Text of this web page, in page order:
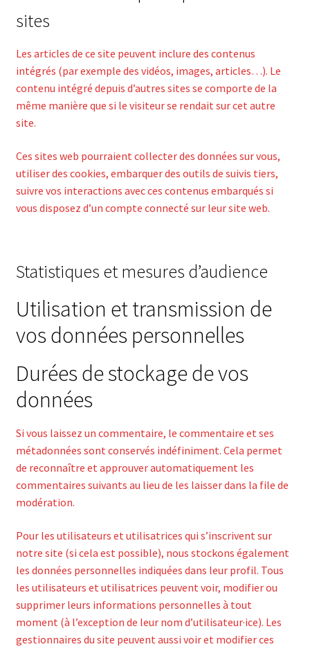
sites
Les articles de ce site peuvent inclure des contenus
intégrés (par exemple des vidéos, images, articles…). Le
contenu intégré depuis d’autres sites se comporte de la
même manière que si le visiteur se rendait sur cet autre
site.
Ces sites web pourraient collecter des données sur vous,
utiliser des cookies, embarquer des outils de suivis tiers,
suivre vos interactions avec ces contenus embarqués si
vous disposez d’un compte connecté sur leur site web.
Statistiques et mesures d’audience
Utilisation et transmission de
vos données personnelles
Durées de stockage de vos
données
Si vous laissez un commentaire, le commentaire et ses
métadonnées sont conservés indéfiniment. Cela permet
de reconnaître et approuver automatiquement les
commentaires suivants au lieu de les laisser dans la file de
modération.
Pour les utilisateurs et utilisatrices qui s’inscrivent sur
notre site (si cela est possible), nous stockons également
les données personnelles indiquées dans leur profil. Tous
les utilisateurs et utilisatrices peuvent voir, modifier ou
supprimer leurs informations personnelles à tout
moment (à l’exception de leur nom d’utilisateur·ice). Les
gestionnaires du site peuvent aussi voir et modifier ces